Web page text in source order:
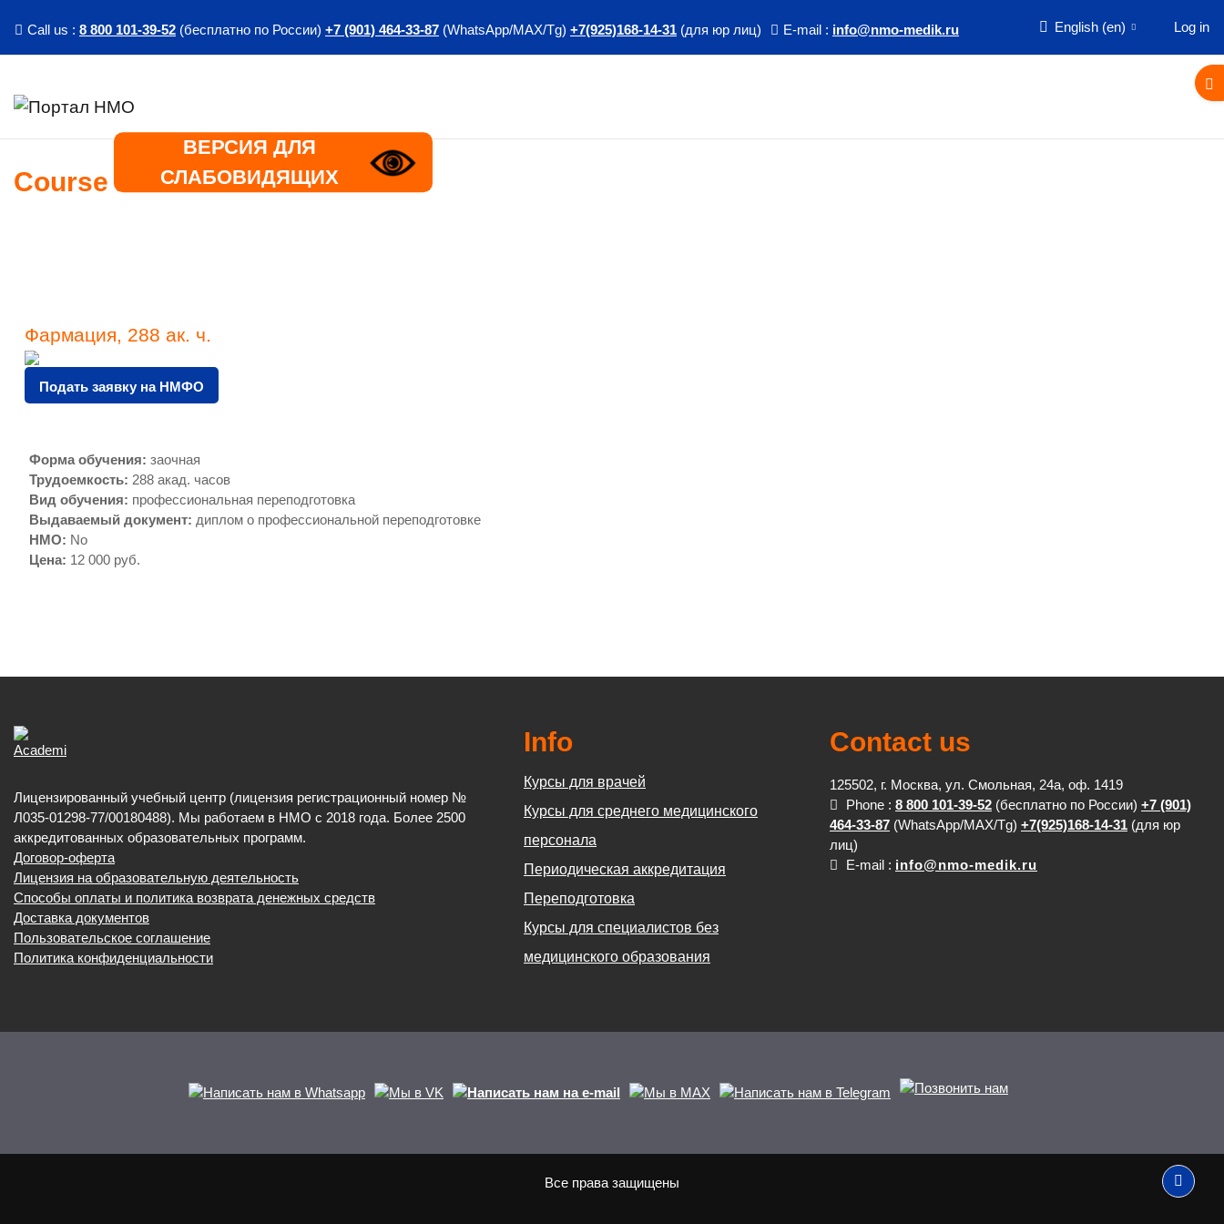
ВЕРСИЯ ДЛЯ
СЛАБОВИДЯЩИХ
Call us : 8 800 101-39-52 (бесплатно по России) +7 (901) 464-33-87 (WhatsApp/MAX/Tg) +7(925)168-14-31 (для юр лиц) E-mail : info@nmo-medik.ru English ‎(en)‎ Log in
Course info
Фармация, 288 ак. ч.
Подать заявку на НМФО
Форма обучения: заочная
Трудоемкость: 288 акад. часов
Вид обучения: профессиональная переподготовка
Выдаваемый документ: диплом о профессиональной переподготовке
НМО: No
Цена: 12 000 руб.
Лицензированный учебный центр (лицензия регистрационный номер №
Л035-01298-77/00180488). Мы работаем в НМО с 2018 года. Более 2500
аккредитованных образовательных программ.
Договор-оферта
Лицензия на образовательную деятельность
Способы оплаты и политика возврата денежных средств
Доставка документов
Пользовательское соглашение
Политика конфиденциальности
Info
Курсы для врачей
Курсы для среднего медицинского
персонала
Периодическая аккредитация
Переподготовка
Курсы для специалистов без
медицинского образования
Contact us
125502, г. Москва, ул. Смольная, 24а, оф. 1419
Phone : 8 800 101-39-52 (бесплатно по России) +7 (901)
464-33-87 (WhatsApp/MAX/Tg) +7(925)168-14-31 (для юр
лиц)
E-mail : info@nmo-medik.ru
Все права защищены